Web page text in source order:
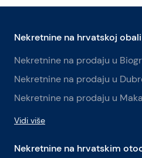
Nekretnine na hrvatskoj obali
Nekretnine na prodaju u
Nekretnine na prodaju u
Nekretnine na prodaju u
Vidi više
Nekretnine na hrvatskim